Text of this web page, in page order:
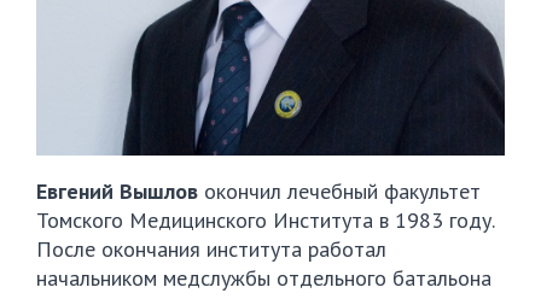
Евгений Вышлов окончил лечебный факультет
Томского Медицинского Института в 1983 году.
После окончания института работал
начальником медслужбы отдельного батальона